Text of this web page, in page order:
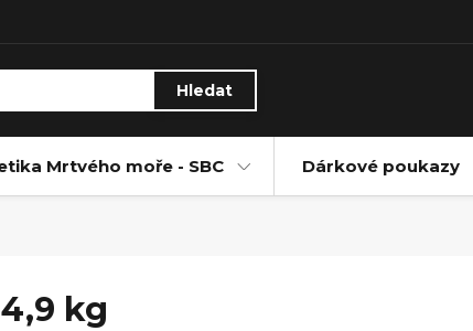
Hledat
Mrtvého moře - SBC Dárkové poukazy
kg